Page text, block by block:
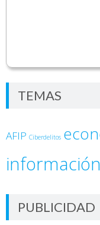
TEMAS
AFIP Ciberdelitos
información
PUBLICIDAD